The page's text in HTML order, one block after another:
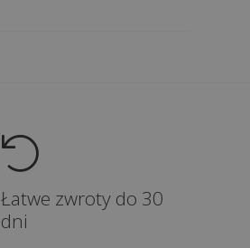
Łatwe zwroty do 30
dni